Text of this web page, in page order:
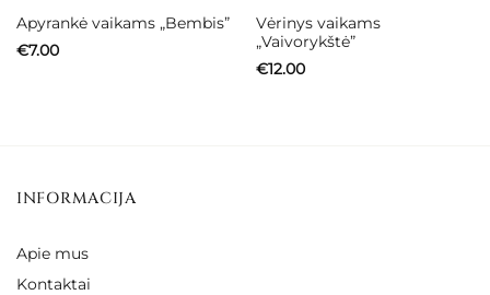
Apyrankė vaikams „Bembis”
€7.00
Vėrinys vaikams
„Vaivorykštė”
€12.00
INFORMACIJA
Apie mus
Kontaktai